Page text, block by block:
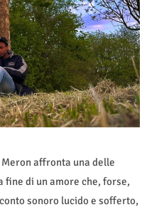
affronta una delle
di un amore che, forse,
sonoro lucido e sofferto,